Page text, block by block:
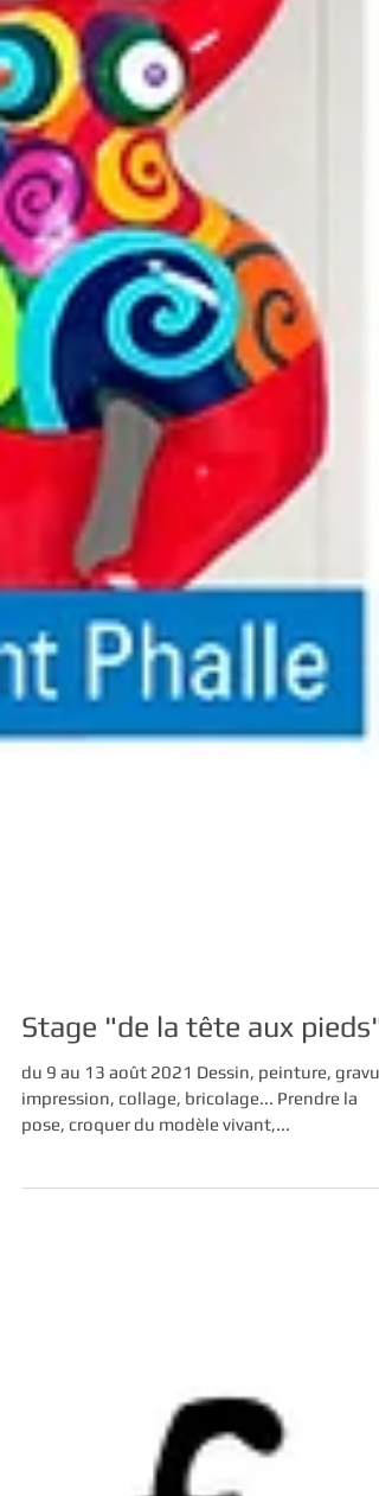
Stage "de la tête aux pieds"
du 9 au 13 août 2021 Dessin, peinture,
impression, collage, bricolage... Prendre la